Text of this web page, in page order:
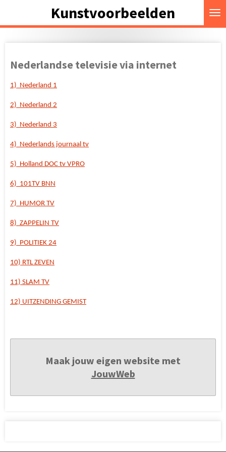
Kunstvoorbeelden
Nederlandse televisie via internet
1) Nederland 1
2) Nederland 2
3) Nederland 3
4) Nederlands journaal tv
5) Holland DOC tv VPRO
6) 101TV BNN
7) HUMOR TV
8) ZAPPELIN TV
9) POLITIEK 24
10) RTL ZEVEN
11) SLAM TV
12) UITZENDING GEMIST
Maak jouw eigen website met
JouwWeb